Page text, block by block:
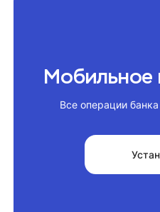
Мобильное
Все операции